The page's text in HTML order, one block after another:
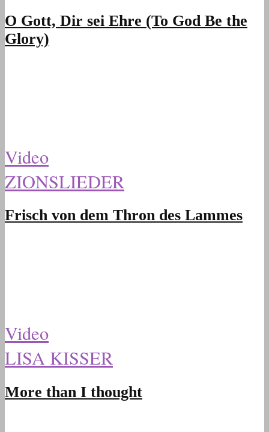
O Gott, Dir sei Ehre (To God Be the
Glory)
Video
ZIONSLIEDER
Frisch von dem Thron des Lammes
Video
LISA KISSER
More than I thought